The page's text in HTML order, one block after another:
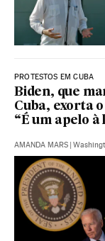
PROTESTOS EM CUBA
Biden, que
Cuba, exorta
“É um apelo à
AMANDA MARS